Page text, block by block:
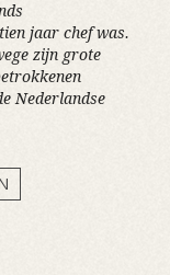
jaar chef was.
zijn grote
Nederlandse